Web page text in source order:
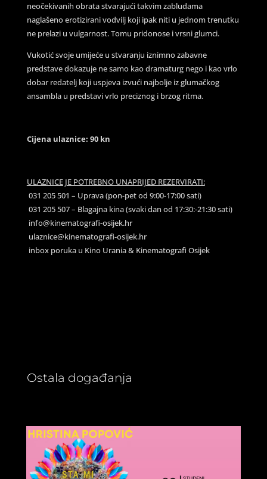
neočekivanih obrata stvarajući takvim zabludama
naglašeno erotizirani vodvilj koji ipak niti u jednom trenutku
ne prelazi u vulgarnost. Tomu pridonose i vrsni glumci.
Vukotić svoje umijeće u stvaranju iznimno zabavne
predstave dokazuje ne samo kao dramaturg nego i kao vrlo
dobar redatelj koji uspjeva izvući najbolje iz glumačkog
ansambla u predstavi vrlo preciznog i brzog ritma.
Cijena ulaznice: 90 kn
ULAZNICE JE POTREBNO UNAPRIJED REZERVIRATI:
031 205 501 – Uprava (pon-pet od 9:00-17:00 sati)
031 205 507 – Blagajna kina (svaki dan od 17:30:-21:30 sati)
info@kinematografi-osijek.hr
ulaznice@kinematografi-osijek.hr
inbox poruka u Kino Urania & Kinematografi Osijek
Ostala događanja